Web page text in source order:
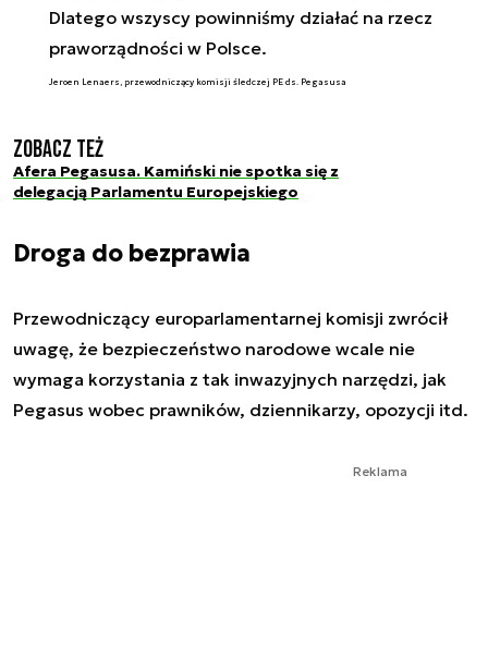
Dlatego wszyscy powinniśmy działać na rzecz
praworządności w Polsce.
Jeroen Lenaers, przewodniczący komisji śledczej PE ds. Pegasusa
Zobacz też
Afera Pegasusa. Kamiński nie spotka się z
delegacją Parlamentu Europejskiego
Droga do bezprawia
Przewodniczący europarlamentarnej komisji zwrócił
uwagę, że bezpieczeństwo narodowe wcale nie
wymaga korzystania z tak inwazyjnych narzędzi, jak
Pegasus wobec prawników, dziennikarzy, opozycji itd.
Reklama